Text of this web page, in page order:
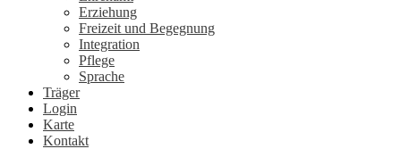
Erziehung
Freizeit und Begegnung
Integration
Pflege
Sprache
Träger
Login
Karte
Kontakt